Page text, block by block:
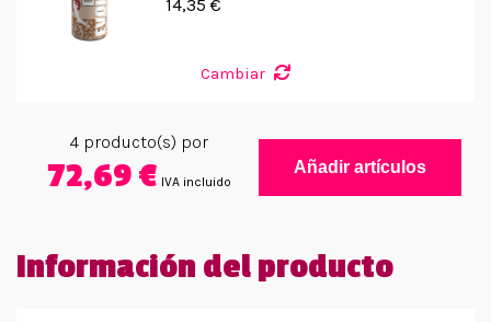
14,35 €
Cambiar
4producto(s) por
72,69 € IVA incluido
Añadir artículos
Información del producto